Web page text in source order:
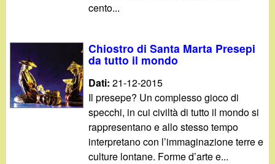
cento...
Chiostro di Santa Marta Presepi
da tutto il mondo
Dati:21-12-2015
Il presepe? Un complesso gioco di
specchi, in cui civiltà di tutto il mondo si
rappresentano e allo stesso tempo
interpretano con l’immaginazione terre e
culture lontane. Forme d’arte e...